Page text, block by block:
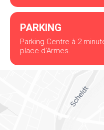
PARKING
Parking Centre à 2
place d'Armes.